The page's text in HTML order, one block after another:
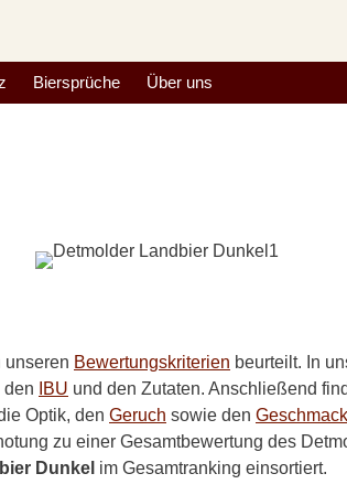
Biersprüche Über uns
unseren Bewertungskriterien beurteilt. In
den IBU und den Zutaten. Anschließend
Optik, den Geruch sowie den Geschmack
zu einer Gesamtbewertung des
Dunkel im Gesamtranking einsortiert.